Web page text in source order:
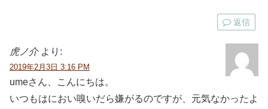
返信
虎ノ介 より:
2019年2月3日 3:16 PM
umeさん、こんにちは。
いつもはにおい嗅いだら嫌がるのですが、元気なかったよ